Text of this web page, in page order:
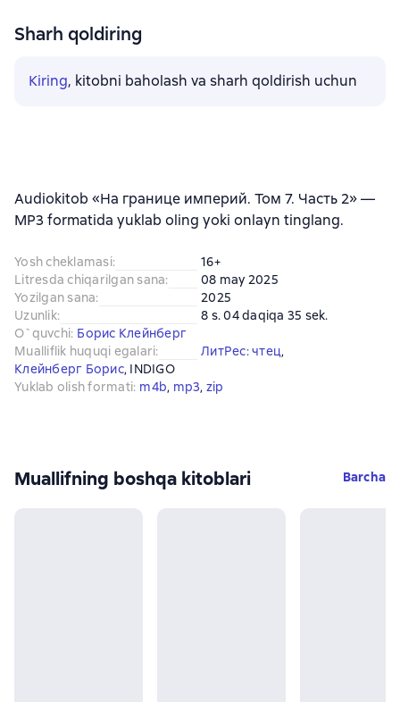
Sharh qoldiring
Kiring, kitobni baholash va sharh qoldirish uchun
Audiokitob «На границе империй. Том 7. Часть 2» —
MP3 formatida yuklab oling yoki onlayn tinglang.
Yosh cheklamasi:
16+
Litresda chiqarilgan sana:
08 may 2025
Yozilgan sana:
2025
Uzunlik:
8 s. 04 daqiqa 35 sek.
O`quvchi: Борис Клейнберг
Mualliflik huquqi egalari: ЛитРес: чтец,
Клейнберг Борис, INDIGO
Yuklab olish formati: m4b, mp3, zip
Muallifning boshqa kitoblari Barcha